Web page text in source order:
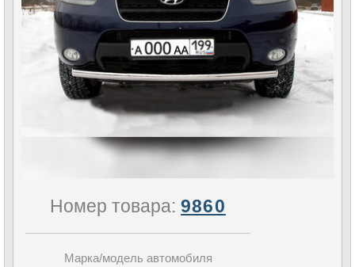
Номер товара:9860
Марка/модель автомобиля